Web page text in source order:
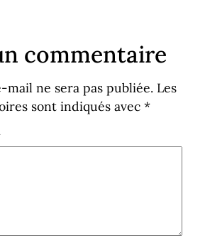
commentaire
mail ne sera pas publiée. Les
sont indiqués avec *